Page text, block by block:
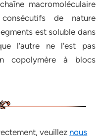
macromoléculaire
de nature
est soluble dans
l’autre ne l’est pas
copolymère à blocs
veuillez nous